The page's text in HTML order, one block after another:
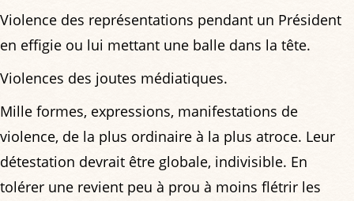
Violence des représentations pendant un Président
en effigie ou lui mettant une balle dans la tête.
Violences des joutes médiatiques.
Mille formes, expressions, manifestations de
violence, de la plus ordinaire à la plus atroce. Leur
détestation devrait être globale, indivisible. En
tolérer une revient peu à prou à moins flétrir les